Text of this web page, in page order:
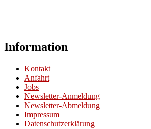
Information
Kontakt
Anfahrt
Jobs
Newsletter-Anmeldung
Newsletter-Abmeldung
Impressum
Datenschutzerklärung